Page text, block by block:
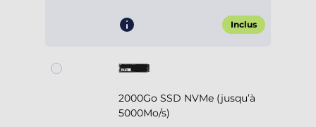
Inclus
2000Go SSD NVMe (jusqu’à
5000Mo/s)